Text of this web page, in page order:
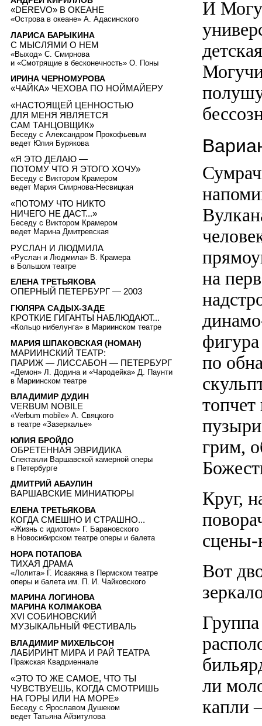
И
на
по
грим,
Круг,
Вот
ли
капли
«DEREVO» В ОКЕАНЕ
«Острова в океане» А. Адасинского
ЛАРИСА БАРЫКИНА
С МЫСЛЯМИ О НЕМ
«Выход» С. Смирнова
и «Смотрящие в бесконечность» О. Поны
ИРИНА ЧЕРНОМУРОВА
«ЧАЙКА» ЧЕХОВА ПО НОЙМАЙЕРУ
«НАСТОЯЩЕЙ ЦЕННОСТЬЮ
ДЛЯ МЕНЯ ЯВЛЯЕТСЯ
САМ ТАНЦОВЩИК»
Беседу с Александром Прокофьевым
ведет Юлия Бурякова
«Я ЭТО ДЕЛАЮ —
ПОТОМУ ЧТО Я ЭТОГО ХОЧУ»
Беседу с Виктором Крамером
ведет Мария Смирнова-Несвицкая
«ПОТОМУ ЧТО НИКТО
НИЧЕГО НЕ ДАСТ...»
Беседу с Виктором Крамером
ведет Марина Дмитревская
РУСЛАН И ЛЮДМИЛА
«Руслан и Людмила» В. Крамера
в Большом театре
ЕЛЕНА ТРЕТЬЯКОВА
ОПЕРНЫЙ ПЕТЕРБУРГ — 2003
ГЮЛЯРА САДЫХ-ЗАДЕ
КРОТКИЕ ГИГАНТЫ НАБЛЮДАЮТ...
«Кольцо нибелунга» в Мариинском театре
МАРИЯ ШПАКОВСКАЯ (НОМАН)
МАРИИНСКИЙ ТЕАТР:
ПАРИЖ — ЛИССАБОН — ПЕТЕРБУРГ
«Демон» Л. Додина и «Чародейка» Д. Паунти
в Мариинском театре
ВЛАДИМИР ДУДИН
VERBUM NOBILE
«Verbum mobile» А. Свяцкого
в театре «Зазеркалье»
ЮЛИЯ БРОЙДО
ОБРЕТЕННАЯ ЭВРИДИКА
Спектакли Варшавской камерной оперы
в Петербурге
ДМИТРИЙ АБАУЛИН
ВАРШАВСКИЕ МИНИАТЮРЫ
ЕЛЕНА ТРЕТЬЯКОВА
КОГДА СМЕШНО И СТРАШНО...
«Жизнь с идиотом» Г. Барановского
в Новосибирском театре оперы и балета
НОРА ПОТАПОВА
ТИХАЯ ДРАМА
«Лолита» Г. Исаакяна в Пермском театре
оперы и балета им. П. И. Чайковского
МАРИНА ЛОГИНОВА
МАРИНА КОЛМАКОВА
XVI СОБИНОВСКИЙ
МУЗЫКАЛЬНЫЙ ФЕСТИВАЛЬ
ВЛАДИМИР МИХЕЛЬСОН
ЛАБИРИНТ МИРА И РАЙ ТЕАТРА
Пражская Квадриеннале
«ЭТО ТО ЖЕ САМОЕ, ЧТО ТЫ
ЧУВСТВУЕШЬ, КОГДА СМОТРИШЬ
НА ГОРЫ ИЛИ НА МОРЕ»
Беседу с Ярославом Душеком
ведет Татьяна Айзитулова